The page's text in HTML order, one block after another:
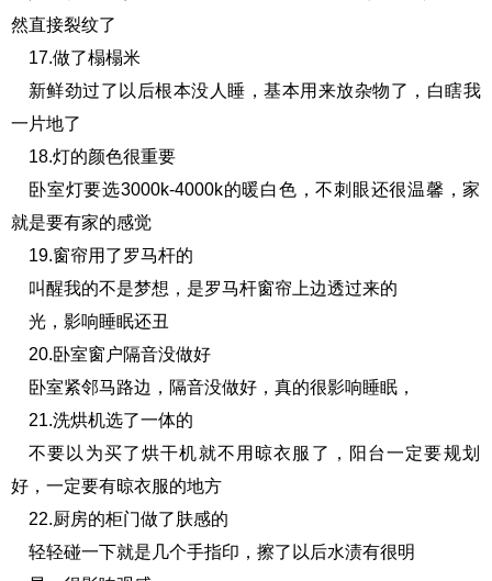
然直接裂纹了
17.做了榻榻米
新鲜劲过了以后根本没人睡，基本用来放杂物了，白瞎我
一片地了
18.灯的颜色很重要
卧室灯要选3000k-4000k的暖白色，不刺眼还很温馨，家
就是要有家的感觉
19.窗帘用了罗马杆的
叫醒我的不是梦想，是罗马杆窗帘上边透过来的
光，影响睡眠还丑
20.卧室窗户隔音没做好
卧室紧邻马路边，隔音没做好，真的很影响睡眠，
21.洗烘机选了一体的
不要以为买了烘干机就不用晾衣服了，阳台一定要规划
好，一定要有晾衣服的地方
22.厨房的柜门做了肤感的
轻轻碰一下就是几个手指印，擦了以后水渍有很明